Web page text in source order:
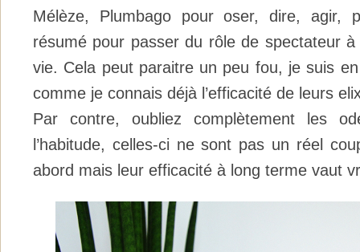
Mélèze, Plumbago pour oser, dire, agir,
résumé pour passer du rôle de spectateur à
vie. Cela peut paraitre un peu fou, je suis
comme je connais déjà l’efficacité de leurs
Par contre, oubliez complètement les
l’habitude, celles-ci ne sont pas un réel
abord mais leur efficacité à long terme vaut